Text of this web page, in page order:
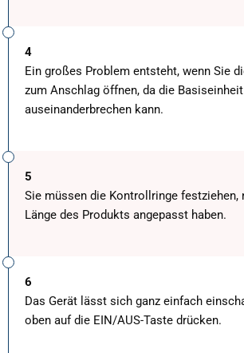
4
Ein großes Problem entsteht, wenn Sie
zum Anschlag öffnen, da die
auseinanderbrechen kann.
5
Sie müssen die Kontrollringe festziehen,
Länge des Produkts angepasst haben.
6
Das Gerät lässt sich ganz einfach
oben auf die EIN/AUS-Taste drücken.